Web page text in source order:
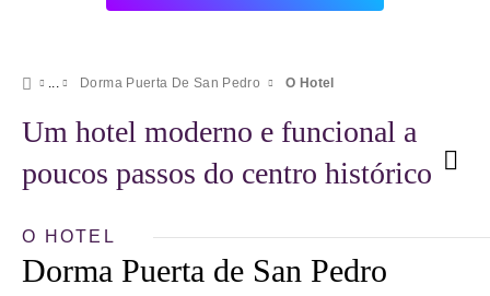
Dorma Puerta De San Pedro O Hotel
Um hotel moderno e funcional a
poucos passos do centro histórico
O HOTEL
Dorma Puerta de San Pedro